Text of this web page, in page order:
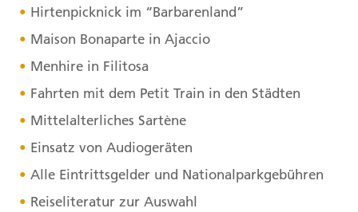
Hirtenpicknick im “Barbarenland”
Maison Bonaparte in Ajaccio
Menhire in Filitosa
Fahrten mit dem Petit Train in den Städten
Mittelalterliches Sartène
Einsatz von Audiogeräten
Alle Eintrittsgelder und Nationalparkgebühren
Reiseliteratur zur Auswahl